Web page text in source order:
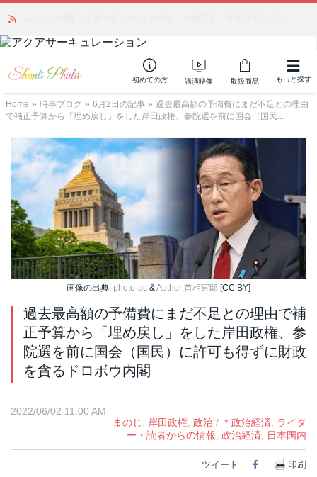
初めての方 講演映像 取扱商品 もっと探す
Home » 時事ブログ » 6月2日の記事 » 過去最高額の予備費にまだ不足との理由
で補正予算から「埋め戻し」をした岸田政権、参院選を前に国会（国民...
画像の出典: photo-ac &Author:首相官邸 [CC BY]
過去最高額の予備費にまだ不足との理由で補
正予算から「埋め戻し」をした岸田政権、参
院選を前に国会（国民）に許可も得ずに財政
を貪るドロボウ内閣
2022/06/02 11:00 AM
まのじ, 岸田政権, 政治 / ＊政治経済, ライタ
ー・読者からの情報, 政治経済, 日本国内
ツイート Facebook
印刷